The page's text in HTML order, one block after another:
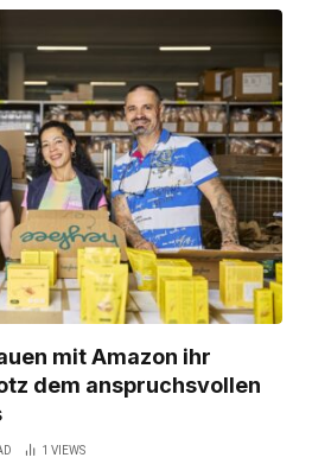
mit Amazon ihr
dem anspruchsvollen
1 VIEWS